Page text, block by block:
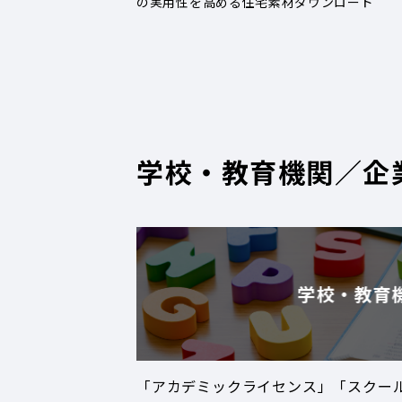
学校・教育機関／
学校・教育
「アカデミックライセンス」「スク